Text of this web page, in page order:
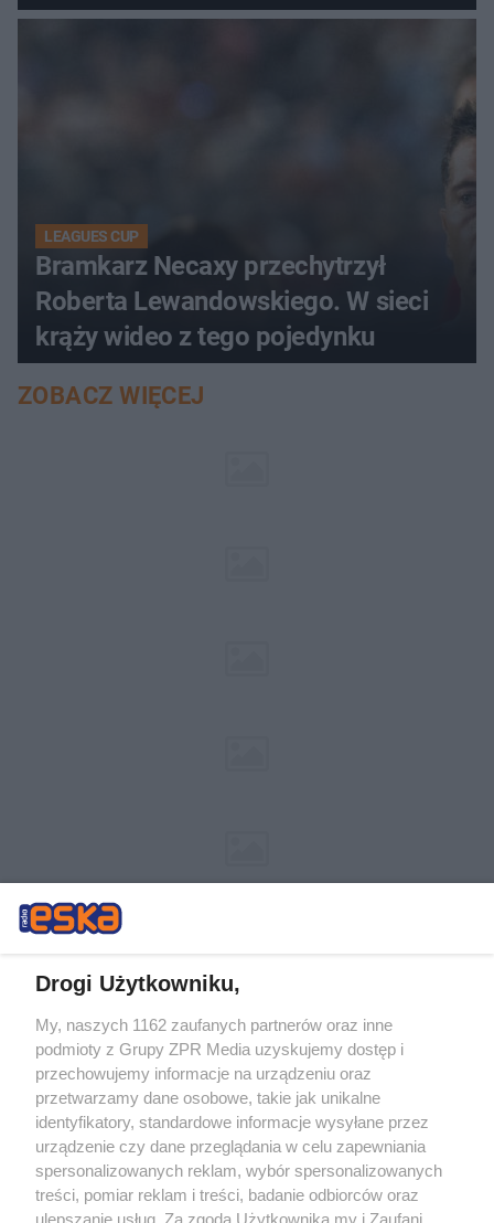
LEAGUES CUP
Bramkarz Necaxy przechytrzył
Roberta Lewandowskiego. W sieci
krąży wideo z tego pojedynku
ZOBACZ WIĘCEJ
Żaden utwór zamieszczony w serwisie nie może być powielany i
rozpowszechniany lub dalej rozpowszechniany w jakikolwiek sposób (w
tym także elektroniczny lub mechaniczny) na jakimkolwiek polu
eksploatacji w jakiejkolwiek formie, włącznie z umieszczaniem w
Internecie bez pisemnej zgody właściciela praw. Jakiekolwiek użycie lub
wykorzystanie utworów w całości lub w części z naruszeniem prawa,
tzn. bez właściwej zgody, jest zabronione pod groźbą kary i może być
ścigane prawnie.
Drogi Użytkowniku,
My, naszych 1162 zaufanych partnerów oraz inne
podmioty z Grupy ZPR Media uzyskujemy dostęp i
przechowujemy informacje na urządzeniu oraz
przetwarzamy dane osobowe, takie jak unikalne
identyfikatory, standardowe informacje wysyłane przez
urządzenie czy dane przeglądania w celu zapewniania
spersonalizowanych reklam, wybór spersonalizowanych
treści, pomiar reklam i treści, badanie odbiorców oraz
ulepszanie usług. Za zgodą Użytkownika my i Zaufani